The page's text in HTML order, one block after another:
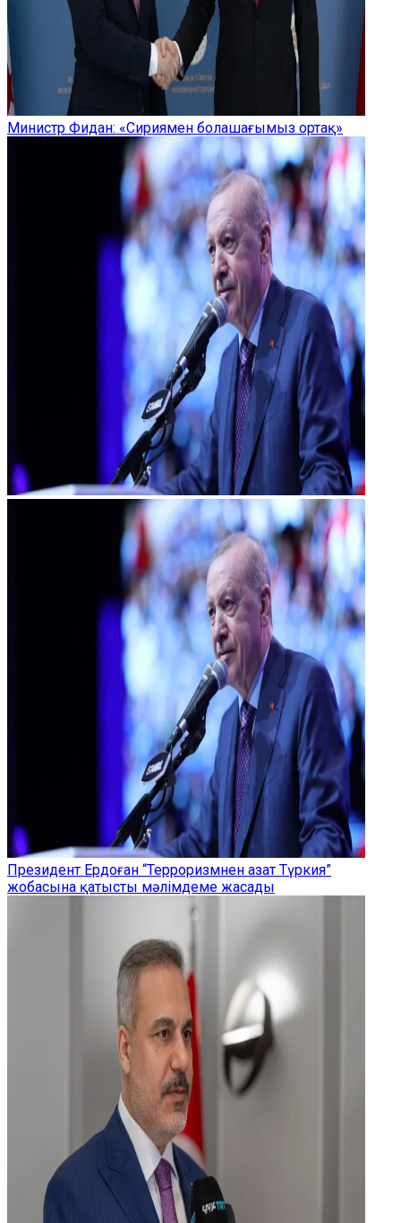
Министр Фидан: «Сириямен болашағымыз ортақ»
Президент Ердоған “Терроризмнен азат Түркия”
жобасына қатысты мәлімдеме жасады